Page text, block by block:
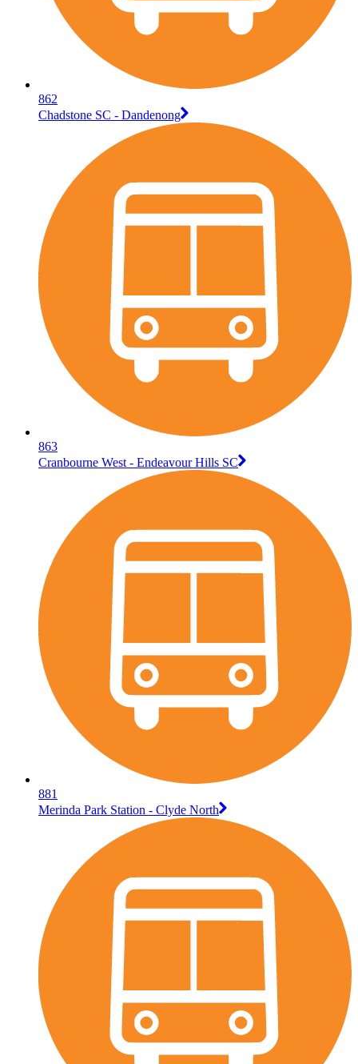
862
Chadstone SC - Dandenong
863
Cranbourne West - Endeavour Hills SC
881
Merinda Park Station - Clyde North